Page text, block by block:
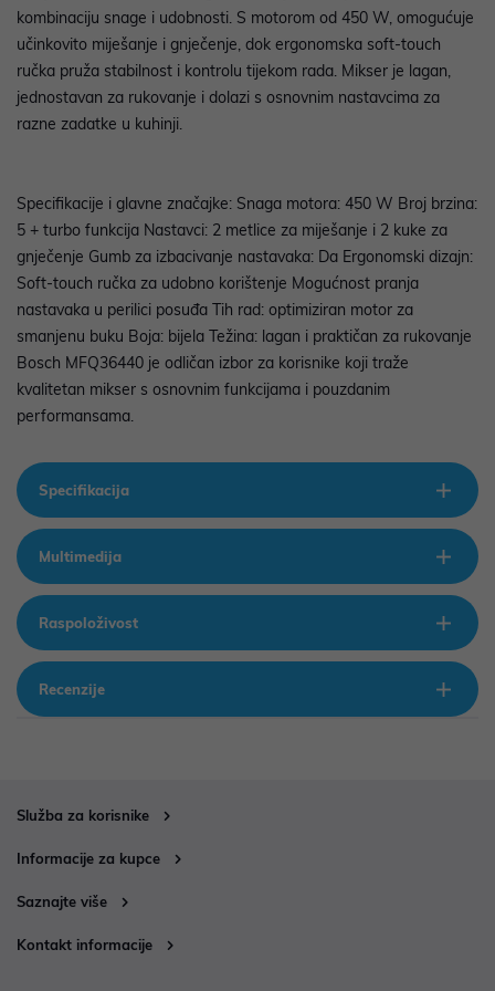
kombinaciju snage i udobnosti. S motorom od 450 W, omogućuje
učinkovito miješanje i gnječenje, dok ergonomska soft-touch
ručka pruža stabilnost i kontrolu tijekom rada. Mikser je lagan,
jednostavan za rukovanje i dolazi s osnovnim nastavcima za
razne zadatke u kuhinji.
Specifikacije i glavne značajke: Snaga motora: 450 W Broj brzina:
5 + turbo funkcija Nastavci: 2 metlice za miješanje i 2 kuke za
gnječenje Gumb za izbacivanje nastavaka: Da Ergonomski dizajn:
Soft-touch ručka za udobno korištenje Mogućnost pranja
nastavaka u perilici posuđa Tih rad: optimiziran motor za
smanjenu buku Boja: bijela Težina: lagan i praktičan za rukovanje
Bosch MFQ36440 je odličan izbor za korisnike koji traže
kvalitetan mikser s osnovnim funkcijama i pouzdanim
performansama.
Specifikacija
Multimedija
Raspoloživost
Recenzije
Služba za korisnike
Informacije za kupce
Saznajte više
Kontakt informacije